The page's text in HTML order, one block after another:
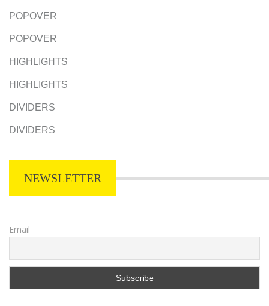
POPOVER
POPOVER
HIGHLIGHTS
HIGHLIGHTS
DIVIDERS
DIVIDERS
NEWSLETTER
Email